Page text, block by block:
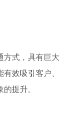
方式，具有巨大
效吸引客户、
提升。